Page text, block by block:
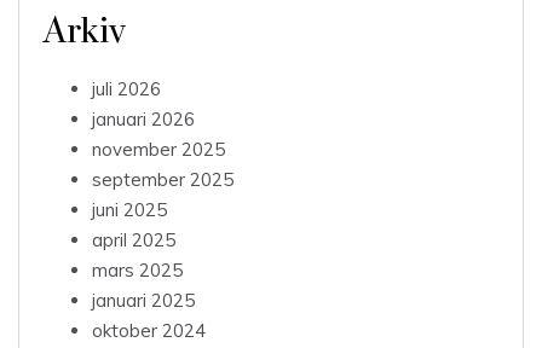
Arkiv
juli 2026
januari 2026
november 2025
september 2025
juni 2025
april 2025
mars 2025
januari 2025
oktober 2024